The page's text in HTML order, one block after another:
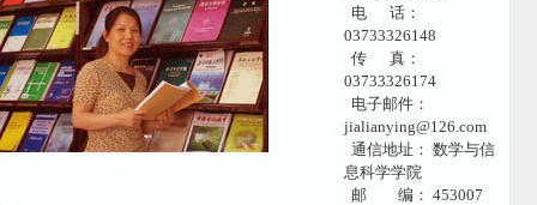
电 话：
03733326148
传 真：
03733326174
电子邮件：
jialianying@126.com
通信地址： 数学与信
息科学学院
邮 编： 453007